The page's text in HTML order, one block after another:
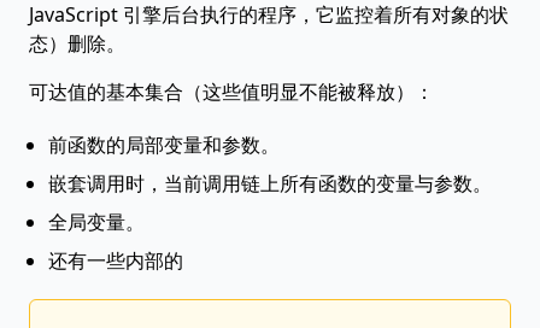
JavaScript 引擎后台执行的程序，它监控着所有对象的状
态）删除。
可达值的基本集合（这些值明显不能被释放）：
前函数的局部变量和参数。
嵌套调用时，当前调用链上所有函数的变量与参数。
全局变量。
还有一些内部的